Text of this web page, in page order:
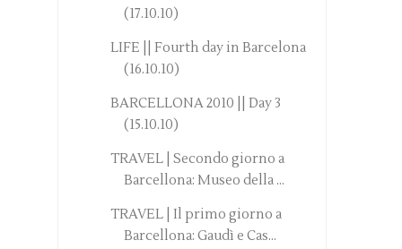
(17.10.10)
LIFE || Fourth day in Barcelona
(16.10.10)
BARCELLONA 2010 || Day 3
(15.10.10)
TRAVEL | Secondo giorno a
Barcellona: Museo della ...
TRAVEL | Il primo giorno a
Barcellona: Gaudì e Cas...